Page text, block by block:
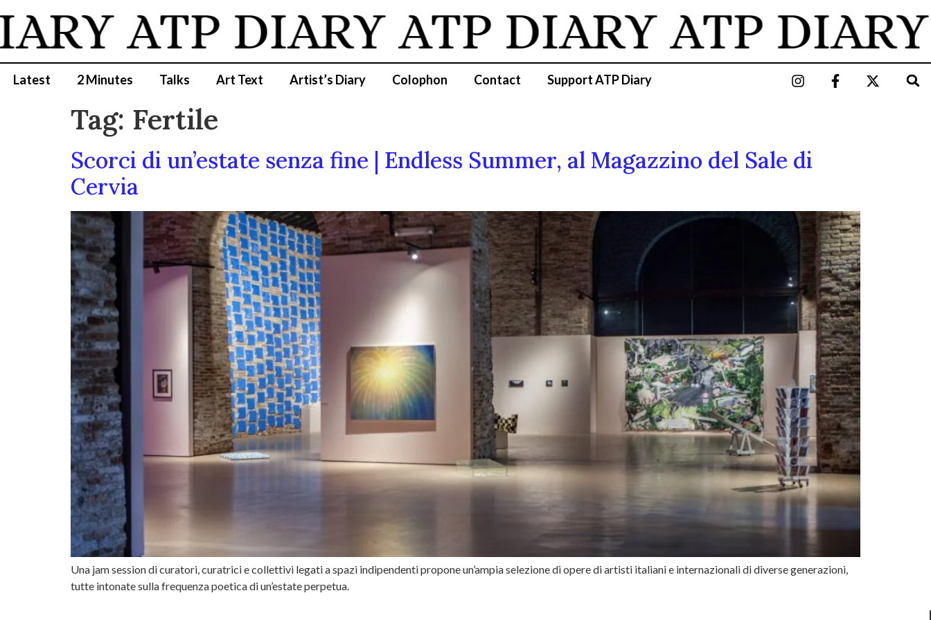
ATP DIARY ATP DIARY ATP DIARY
Latest 2 Minutes Talks Art Text Artist’s Diary Colophon Contact Support ATP Diary
Tag: Fertile
Scorci di un’estate senza fine | Endless Summer, al Magazzino del Sale di
Cervia
Una jam session di curatori, curatrici e collettivi legati a spazi indipendenti propone un’ampia selezione di opere di artisti italiani e internazionali di diverse generazioni,
tutte intonate sulla frequenza poetica di un’estate perpetua.